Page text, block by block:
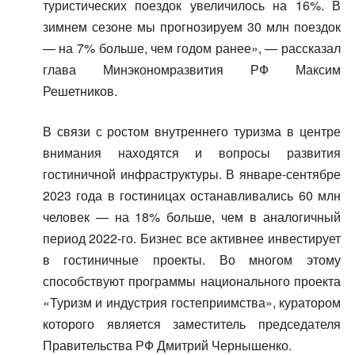
туристических поездок увеличилось на 16%. В
зимнем сезоне мы прогнозируем 30 млн поездок
— на 7% больше, чем годом ранее», — рассказал
глава Минэкономразвития РФ Максим
Решетников.
В связи с ростом внутреннего туризма в центре
внимания находятся и вопросы развития
гостиничной инфраструктуры. В январе-сентябре
2023 года в гостиницах останавливались 60 млн
человек — на 18% больше, чем в аналогичный
период 2022-го. Бизнес все активнее инвестирует
в гостиничные проекты. Во многом этому
способствуют программы национального проекта
«Туризм и индустрия гостеприимства», куратором
которого является заместитель председателя
Правительства РФ Дмитрий Чернышенко.